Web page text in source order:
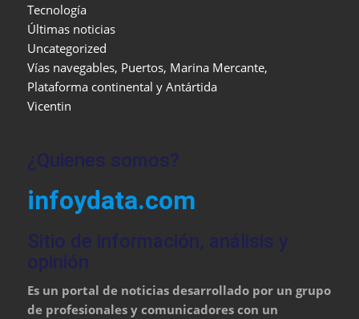
Tecnología
Últimas noticias
Uncategorized
Vías navegables, Puertos, Marina Mercante,
Plataforma continental y Antártida
Vicentin
¿Quienes somos?
infoydata.com
Sitio de información, análisis y
opinión
Es un portal de noticias desarrollado por un grupo
de profesionales y comunicadores con un